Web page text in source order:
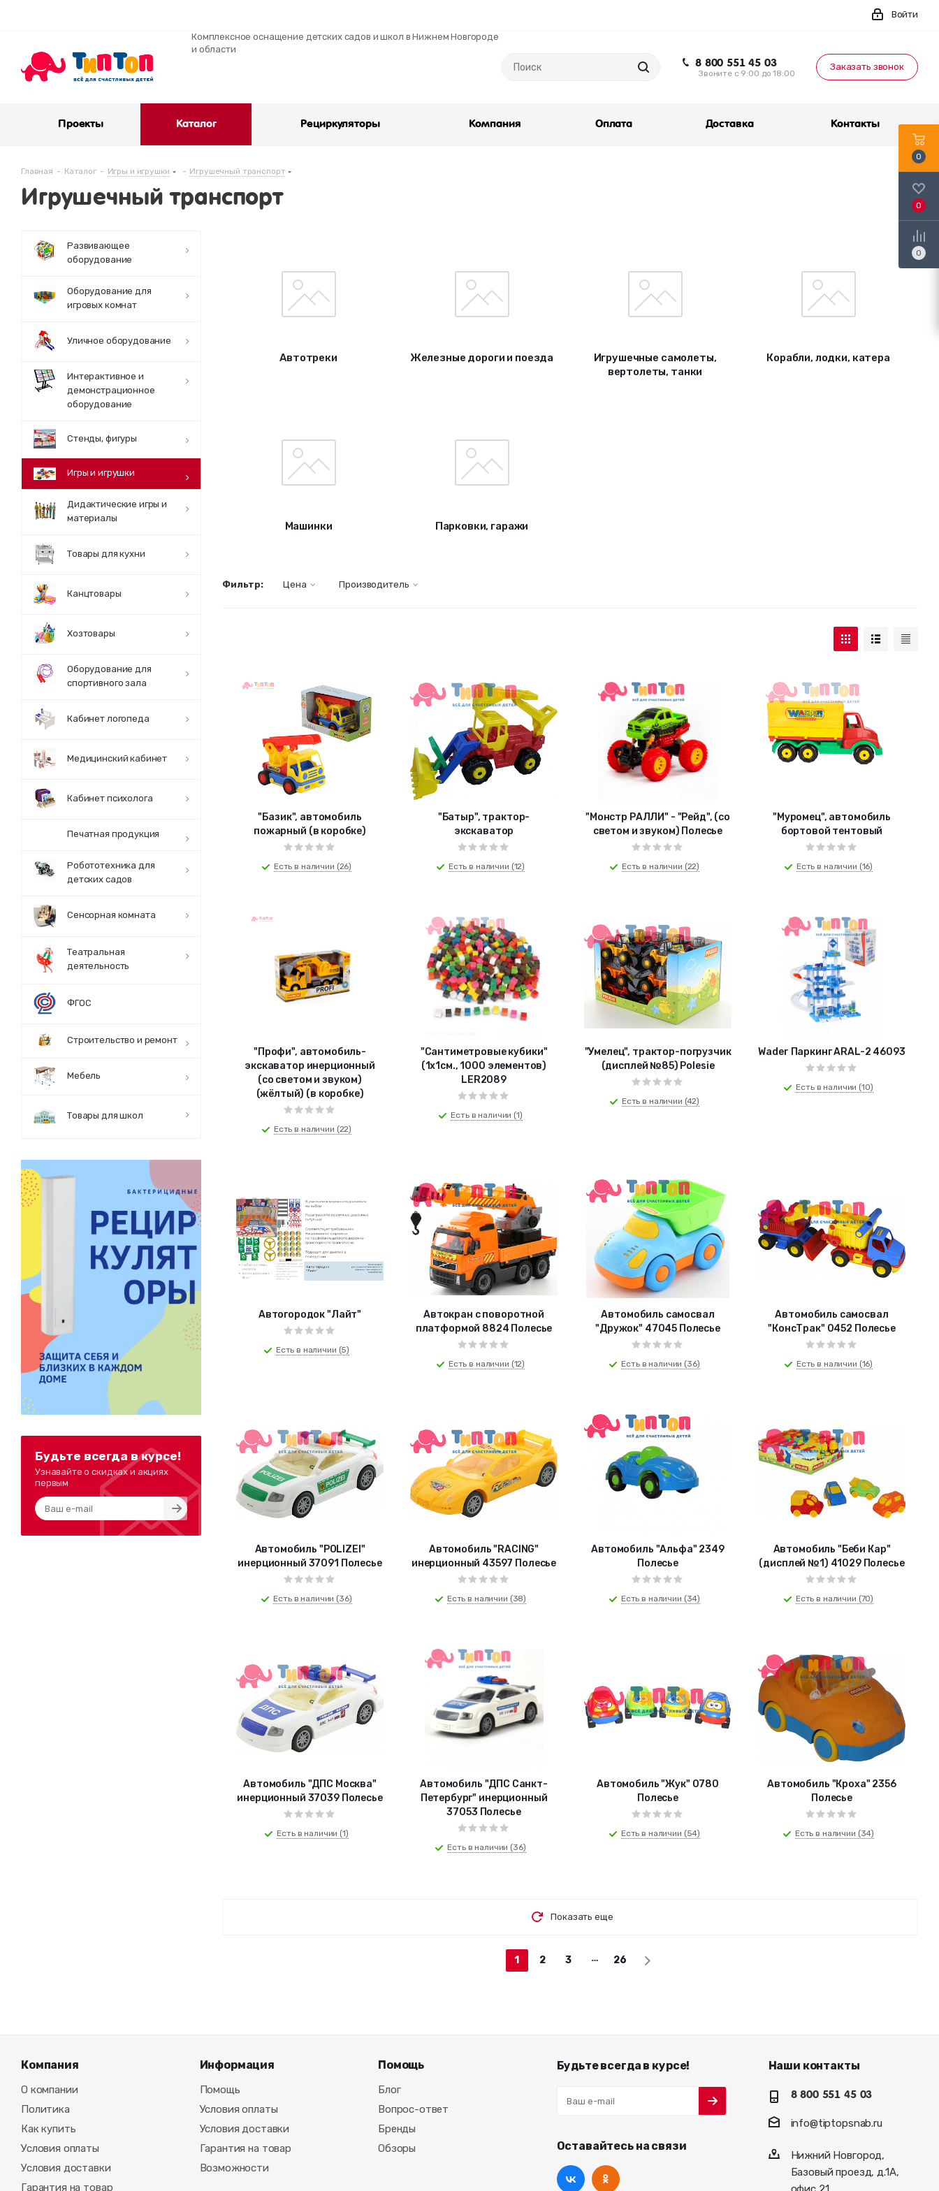
Войти
Комплексное оснащение детских садов и школ в Нижнем Новгороде
и области
8 800 551 45 03
Звоните с 9:00 до 18:00
Заказать звонок
Проекты Каталог Рециркуляторы Компания Оплата Доставка Контакты
Главная - Каталог - Игры и игрушки - Игрушечный транспорт
Игрушечный транспорт
Автотреки Железные дороги и поезда
Игрушечные самолеты,
вертолеты, танки
Корабли, лодки, катера
Машинки Парковки, гаражи
Фильтр: Цена Производитель
"Базик", автомобиль
пожарный (в коробке)
Есть в наличии (26)
"Батыр", трактор-
экскаватор
Есть в наличии (12)
"Монстр РАЛЛИ" - "Рейд", (со
светом и звуком) Полесье
Есть в наличии (22)
"Муромец", автомобиль
бортовой тентовый
Есть в наличии (16)
"Профи", автомобиль-
экскаватор инерционный
(со светом и звуком)
(жёлтый) (в коробке)
Есть в наличии (22)
"Сантиметровые кубики"
(1х1см., 1000 элементов)
LER2089
Есть в наличии (1)
"Умелец", трактор-погрузчик
(дисплей №85) Polesie
Есть в наличии (42)
Wader Паркинг ARAL-2 46093
Есть в наличии (10)
Автогородок "Лайт"
Есть в наличии (5)
Автокран с поворотной
платформой 8824 Полесье
Есть в наличии (12)
Автомобиль самосвал
"Дружок" 47045 Полесье
Есть в наличии (36)
Автомобиль самосвал
"КонсТрак" 0452 Полесье
Есть в наличии (16)
Автомобиль "POLIZEI"
инерционный 37091 Полесье
Есть в наличии (36)
Автомобиль "RACING"
инерционный 43597 Полесье
Есть в наличии (38)
Автомобиль "Альфа" 2349
Полесье
Есть в наличии (34)
Автомобиль "Беби Кар"
(дисплей №1) 41029 Полесье
Есть в наличии (70)
Автомобиль "ДПС Москва"
инерционный 37039 Полесье
Есть в наличии (1)
Автомобиль "ДПС Санкт-
Петербург" инерционный
37053 Полесье
Есть в наличии (36)
Автомобиль "Жук" 0780
Полесье
Есть в наличии (54)
Автомобиль "Кроха" 2356
Полесье
Есть в наличии (34)
Показать еще
1 2 3 26
Развивающее
оборудование
Оборудование для
игровых комнат
Уличное оборудование
Интерактивное и
демонстрационное
оборудование
Стенды, фигуры
Игры и игрушки
Дидактические игры и
материалы
Товары для кухни
Канцтовары
Хозтовары
Оборудование для
спортивного зала
Кабинет логопеда
Медицинский кабинет
Кабинет психолога
Печатная продукция
Робототехника для
детских садов
Сенсорная комната
Театральная
деятельность
ФГОС
Строительство и ремонт
Мебель
Товары для школ
Будьте всегда в курсе!
Узнавайте о скидках и акциях
первым
Компания
О компании
Политика
Как купить
Условия оплаты
Условия доставки
Гарантия на товар
Информация
Помощь
Условия оплаты
Условия доставки
Гарантия на товар
Возможности
Помощь
Блог
Вопрос-ответ
Бренды
Обзоры
Будьте всегда в курсе!
Оставайтесь на связи
Наши контакты
8 800 551 45 03
info@tiptopsnab.ru
Нижний Новгород,
Базовый проезд, д.1А,
0
0
0